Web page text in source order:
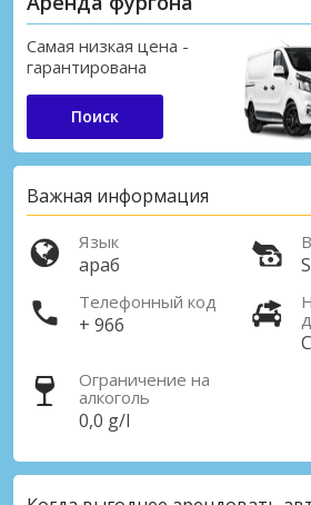
Самая низкая цена -
гарантирована
Поиск
Важная информация
Язык
араб
Телефонный код
+ 966
Ограничение на
алкоголь
0,0 g/l